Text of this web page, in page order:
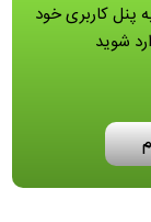
پنل کاربری خود
شوید